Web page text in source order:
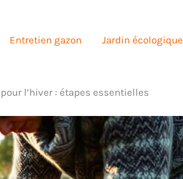
Entretien gazon Jardin écologique
l’hiver : étapes essentielles